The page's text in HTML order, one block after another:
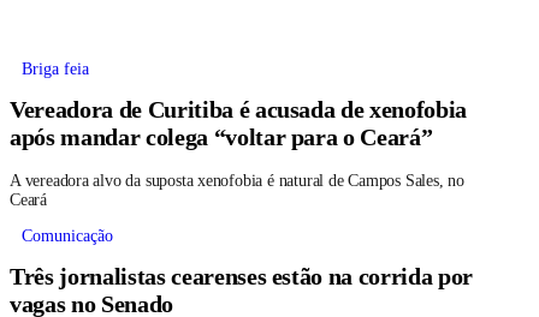
Briga feia
Vereadora de Curitiba é acusada de xenofobia
após mandar colega “voltar para o Ceará”
A vereadora alvo da suposta xenofobia é natural de Campos Sales, no
Ceará
Comunicação
Três jornalistas cearenses estão na corrida por
vagas no Senado